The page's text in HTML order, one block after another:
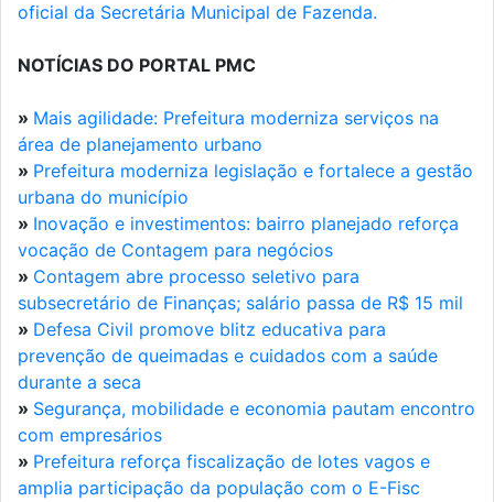
oficial da Secretária Municipal de Fazenda.
NOTÍCIAS DO PORTAL PMC
» Mais agilidade: Prefeitura moderniza serviços na
área de planejamento urbano
» Prefeitura moderniza legislação e fortalece a gestão
urbana do município
» Inovação e investimentos: bairro planejado reforça
vocação de Contagem para negócios
» Contagem abre processo seletivo para
subsecretário de Finanças; salário passa de R$ 15 mil
» Defesa Civil promove blitz educativa para
prevenção de queimadas e cuidados com a saúde
durante a seca
» Segurança, mobilidade e economia pautam encontro
com empresários
» Prefeitura reforça fiscalização de lotes vagos e
amplia participação da população com o E-Fisc